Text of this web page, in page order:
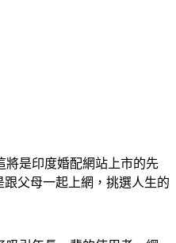
將是印度婚配網站上市的先
父母一起上網，挑選人生的